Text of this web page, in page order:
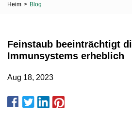
Heim > Blog
Feinstaub beeinträchtigt
Immunsystems erheblich
Aug 18, 2023